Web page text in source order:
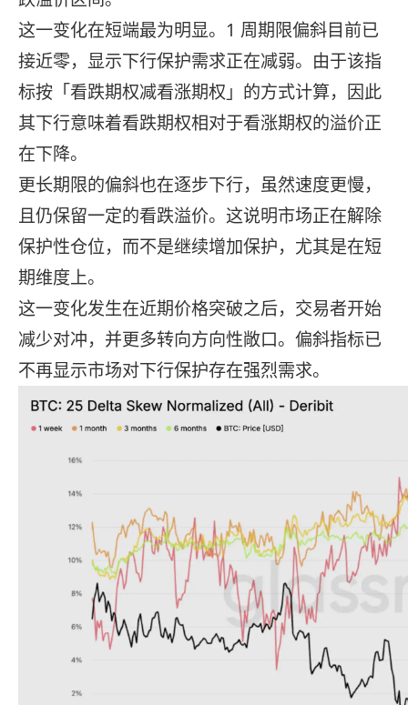
这一变化在短端最为明显。1 周期限偏斜目前已
接近零，显示下行保护需求正在减弱。由于该指
标按「看跌期权减看涨期权」的方式计算，因此
其下行意味着看跌期权相对于看涨期权的溢价正
在下降。
更长期限的偏斜也在逐步下行，虽然速度更慢，
且仍保留一定的看跌溢价。这说明市场正在解除
保护性仓位，而不是继续增加保护，尤其是在短
期维度上。
这一变化发生在近期价格突破之后，交易者开始
减少对冲，并更多转向方向性敞口。偏斜指标已
不再显示市场对下行保护存在强烈需求。